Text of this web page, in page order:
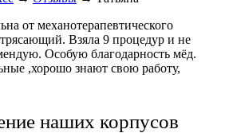
от механотерапевтического
Взяла 9 процедур и не
Особую благодарность мёд.
,хорошо знают свою работу,
наших корпусов